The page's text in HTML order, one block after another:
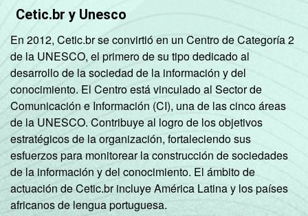
Renda
Familiar
Mais de 1
SM até 2 SM
Mais de 2
SM até 3 SM
Mais de 3
SM até 5 SM
47
Mais de 5
SM até 10
Cetic.br y Unesco
En 2012, Cetic.br se convirtió en un Centro de Categoría 2
de la UNESCO, el primero de su tipo dedicado al
desarrollo de la sociedad de la información y del
conocimiento. El Centro está vinculado al Sector de
Comunicación e Información (CI), una de las cinco áreas
de la UNESCO. Contribuye al logro de los objetivos
estratégicos de la organización, fortaleciendo sus
esfuerzos para monitorear la construcción de sociedades
de la información y del conocimiento. El ámbito de
actuación de Cetic.br incluye América Latina y los países
africanos de lengua portuguesa.